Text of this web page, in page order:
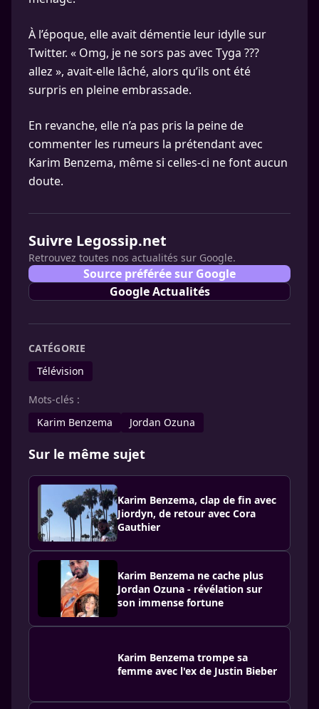
À l’époque, elle avait démentie leur idylle sur
Twitter. « Omg, je ne sors pas avec Tyga ???
allez », avait-elle lâché, alors qu’ils ont été
surpris en pleine embrassade.
En revanche, elle n’a pas pris la peine de
commenter les rumeurs la prétendant avec
Karim Benzema, même si celles-ci ne font aucun
doute.
Suivre Legossip.net
Retrouvez toutes nos actualités sur Google.
Source préférée sur Google
Google Actualités
CATÉGORIE
Télévision
Mots-clés :
Karim Benzema
Jordan Ozuna
Sur le même sujet
Karim Benzema, clap de fin avec
Jiordyn, de retour avec Cora
Gauthier
Karim Benzema ne cache plus
Jordan Ozuna - révélation sur
son immense fortune
Karim Benzema trompe sa
femme avec l'ex de Justin Bieber